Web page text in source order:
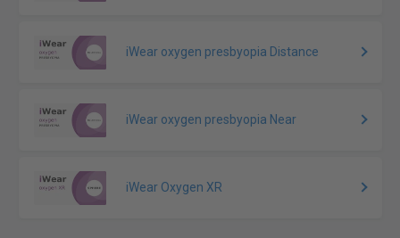
iWear oxygen presbyopia Distance
iWear oxygen presbyopia Near
iWear Oxygen XR